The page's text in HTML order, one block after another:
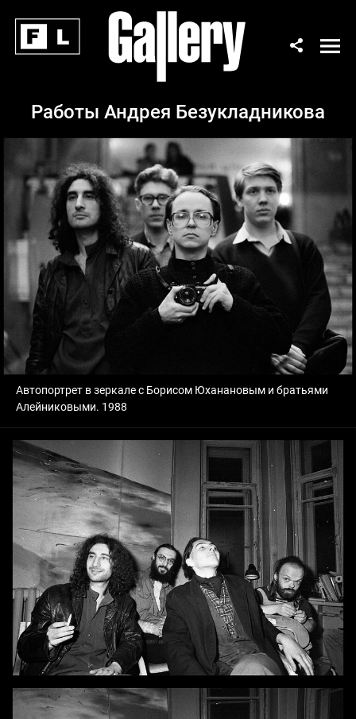
Работы Андрея Безукладникова
Автопортрет в зеркале с Борисом Юханановым и братьями
Алейниковыми. 1988